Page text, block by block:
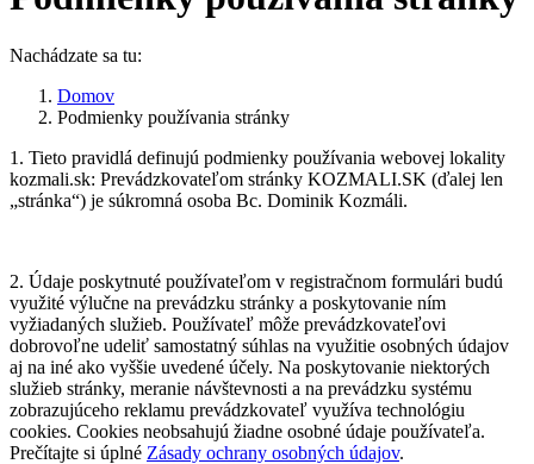
Nachádzate sa tu:
Domov
Podmienky používania stránky
1. Tieto pravidlá definujú podmienky používania webovej lokality
kozmali.sk: Prevádzkovateľom stránky KOZMALI.SK (ďalej len
„stránka“) je súkromná osoba Bc. Dominik Kozmáli.
2. Údaje poskytnuté používateľom v registračnom formulári budú
využité výlučne na prevádzku stránky a poskytovanie ním
vyžiadaných služieb. Používateľ môže prevádzkovateľovi
dobrovoľne udeliť samostatný súhlas na využitie osobných údajov
aj na iné ako vyššie uvedené účely. Na poskytovanie niektorých
služieb stránky, meranie návštevnosti a na prevádzku systému
zobrazujúceho reklamu prevádzkovateľ využíva technológiu
cookies. Cookies neobsahujú žiadne osobné údaje používateľa.
Prečítajte si úplné Zásady ochrany osobných údajov.